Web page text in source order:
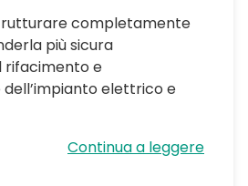
completamente
più sicura
rifacimento e
dell’impianto elettrico e
Continua a leggere